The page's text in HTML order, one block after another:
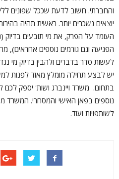
והחברתי. חשוב לדעת שככל שפונים
יוצאים נשכרים יותר. ראשית תהיה
העומד על הפרק, את מי תובעים בדיוק
הפגיעה וגם גורמים נוספים אחראים), מה
לעשות סדר בדברים ולהבין בדיוק מי
יש לבצע תחילה מומלץ מאוד לפנות
בתחום. משרד ויינברג ושות' יספק לכם
נוספים בפאן האישי והמסחרי. המשרד
לשותפויות ועוד.